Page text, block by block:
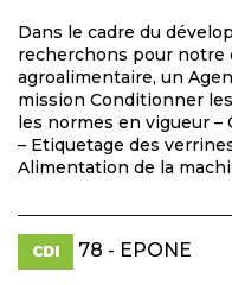
Dans le cadre du
recherchons pour notre
agroalimentaire, un
mission Conditionner
les normes en vigueur
– Etiquetage des
Alimentation de la
CDI 78 - EPONE